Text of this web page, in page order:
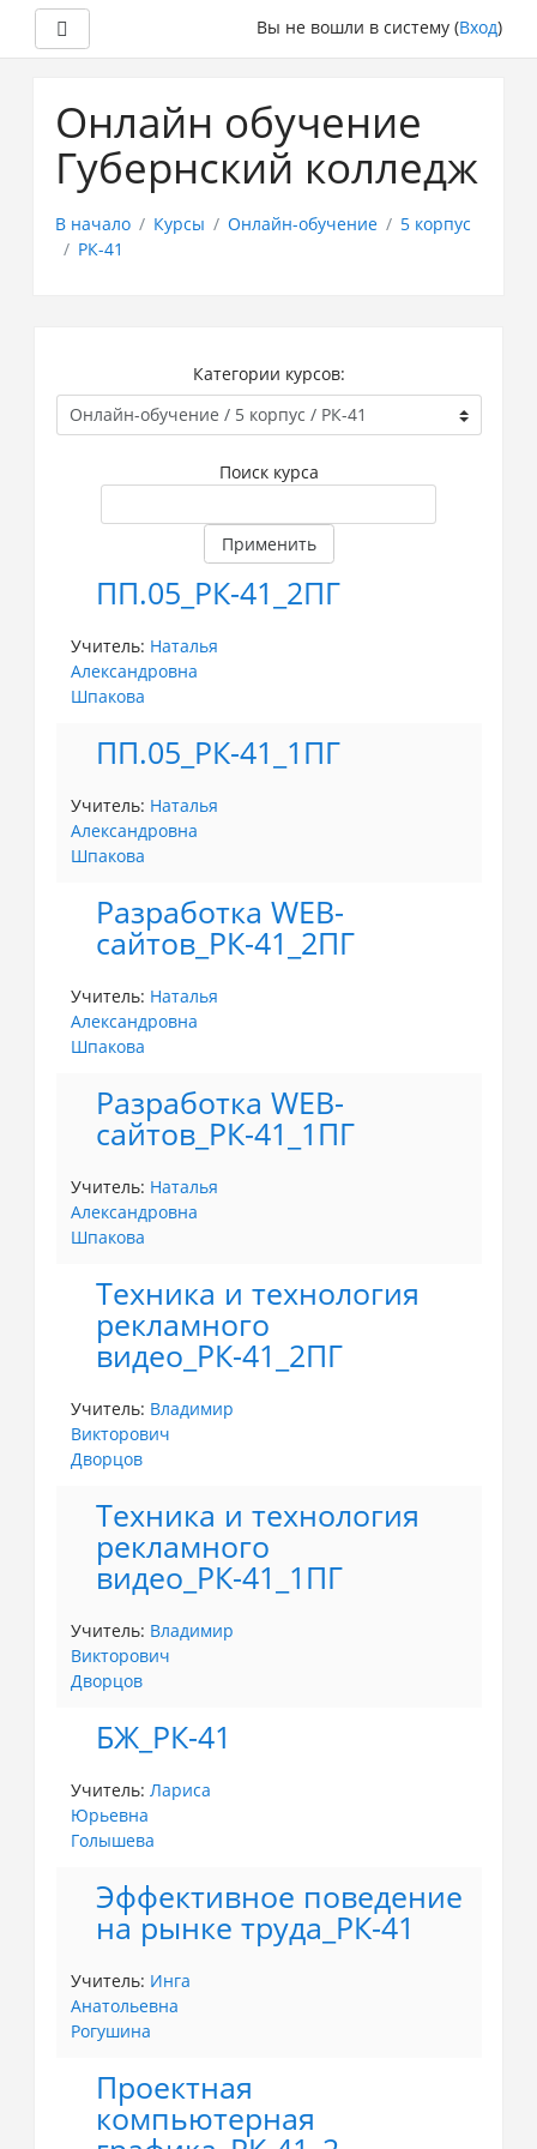
основному
Вы не вошли в систему (Вход)
Онлайн обучение
Губернский колледж
В начало Курсы Онлайн-обучение
5 корпус
РК-41
Категории курсов:
Поиск курса
Применить
ПП.05_РК-41_2ПГ
Учитель: Наталья
Александровна
Шпакова
ПП.05_РК-41_1ПГ
Учитель: Наталья
Александровна
Шпакова
Разработка WEB-
сайтов_РК-41_2ПГ
Учитель: Наталья
Александровна
Шпакова
Разработка WEB-
сайтов_РК-41_1ПГ
Учитель: Наталья
Александровна
Шпакова
Техника и технология
рекламного
видео_РК-41_2ПГ
Учитель: Владимир
Викторович
Дворцов
Техника и технология
рекламного
видео_РК-41_1ПГ
Учитель: Владимир
Викторович
Дворцов
БЖ_РК-41
Учитель: Лариса
Юрьевна
Голышева
Эффективное поведение
на рынке труда_РК-41
Учитель: Инга
Анатольевна
Рогушина
Проектная
компьютерная